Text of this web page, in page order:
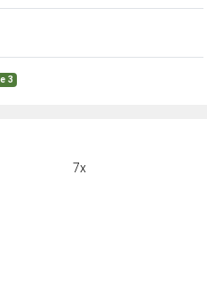
3
7x